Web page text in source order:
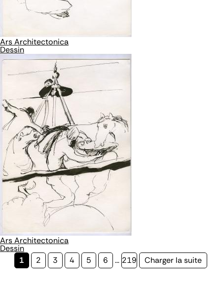
Ars Architectonica
Dessin
Ars Architectonica
Dessin
Page
1 Page
2 Page
3 Page
4 Page
5 Page
6 … Page
219
Page
Charger la suite